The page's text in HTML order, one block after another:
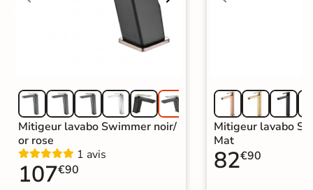
5 ans
Espagne
Mitigeur lavabo Swimmer noir/
or rose
1 avis
107€90
Mitigeur lavabo
Mat
82€90